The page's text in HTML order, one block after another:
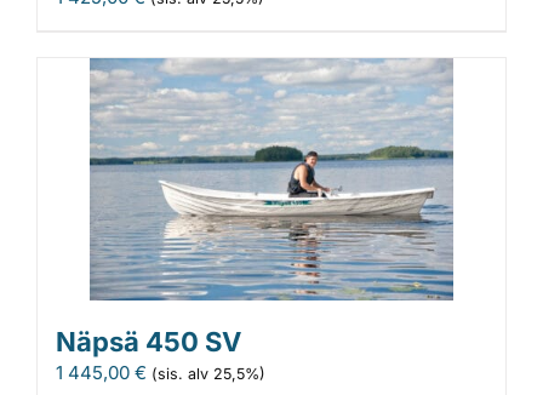
Näpsä 450 SV
1 445,00 € (sis. alv 25,5%)